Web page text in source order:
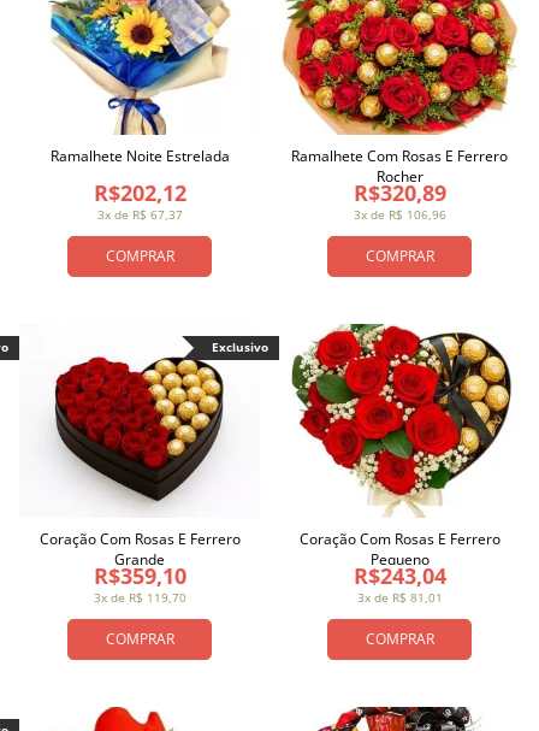
COMPRAR
3x de R$ 67,37
R$202,12
Ramalhete Noite Estrelada
COMPRAR
3x de R$ 106,96
R$320,89
Ramalhete Com Rosas E Ferrero
Rocher
COMPRAR
3x de R$ 119,70
R$359,10
Coração Com Rosas E Ferrero
Grande
Exclusivo
COMPRAR
3x de R$ 81,01
R$243,04
Coração Com Rosas E Ferrero
Pequeno